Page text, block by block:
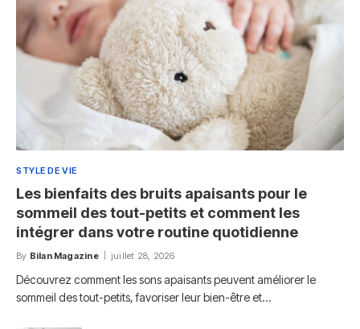
STYLE DE VIE
Les bienfaits des bruits apaisants pour le
sommeil des tout-petits et comment les
intégrer dans votre routine quotidienne
By Bilan Magazine juillet 28, 2026
Découvrez comment les sons apaisants peuvent améliorer le
sommeil des tout-petits, favoriser leur bien-être et…